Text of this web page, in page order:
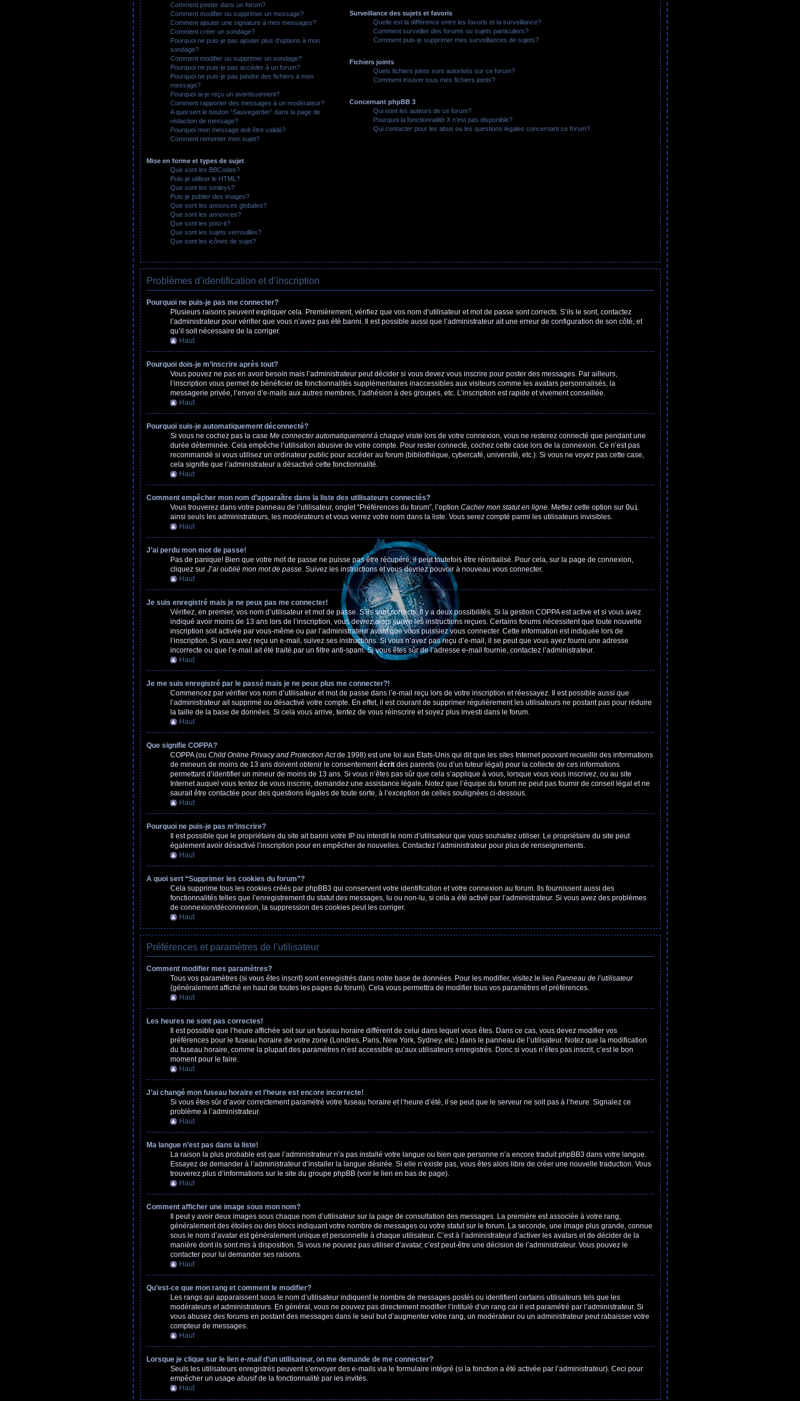
Comment poster dans un forum?
Comment modifier ou supprimer un message?
Comment ajouter une signature à mes messages?
Comment créer un sondage?
Pourquoi ne puis-je pas ajouter plus d’options à mon
sondage?
Comment modifier ou supprimer un sondage?
Pourquoi ne puis-je pas accéder à un forum?
Pourquoi ne puis-je pas joindre des fichiers à mon
message?
Pourquoi ai-je reçu un avertissement?
Comment rapporter des messages à un modérateur?
A quoi sert le bouton “Sauvegarder” dans la page de
rédaction de message?
Pourquoi mon message doit être validé?
Comment remonter mon sujet?
Mise en forme et types de sujet
Que sont les BBCodes?
Puis-je utiliser le HTML?
Que sont les smileys?
Puis-je publier des images?
Que sont les annonces globales?
Que sont les annonces?
Que sont les post-it?
Que sont les sujets verrouillés?
Que sont les icônes de sujet?
Surveillance des sujets et favoris
Quelle est la différence entre les favoris et la surveillance?
Comment surveiller des forums ou sujets particuliers?
Comment puis-je supprimer mes surveillances de sujets?
Fichiers joints
Quels fichiers joints sont autorisés sur ce forum?
Comment trouver tous mes fichiers joints?
Concernant phpBB 3
Qui sont les auteurs de ce forum?
Pourquoi la fonctionnalité X n’est pas disponible?
Qui contacter pour les abus ou les questions légales concernant ce forum?
Problèmes d’identification et d’inscription
Pourquoi ne puis-je pas me connecter?
Plusieurs raisons peuvent expliquer cela. Premièrement, vérifiez que vos nom d’utilisateur et mot de passe sont corrects. S’ils le sont, contactez
l’administrateur pour vérifier que vous n’avez pas été banni. Il est possible aussi que l’administrateur ait une erreur de configuration de son côté, et
qu’il soit nécessaire de la corriger.
Haut
Pourquoi dois-je m’inscrire après tout?
Vous pouvez ne pas en avoir besoin mais l’administrateur peut décider si vous devez vous inscrire pour poster des messages. Par ailleurs,
l’inscription vous permet de bénéficier de fonctionnalités supplémentaires inaccessibles aux visiteurs comme les avatars personnalisés, la
messagerie privée, l’envoi d’e-mails aux autres membres, l’adhésion à des groupes, etc. L’inscription est rapide et vivement conseillée.
Haut
Pourquoi suis-je automatiquement déconnecté?
Si vous ne cochez pas la case Me connecter automatiquement à chaque visitelors de votre connexion, vous ne resterez connecté que pendant une
durée déterminée. Cela empêche l’utilisation abusive de votre compte. Pour rester connecté, cochez cette case lors de la connexion. Ce n’est pas
recommandé si vous utilisez un ordinateur public pour accéder au forum (bibliothèque, cybercafé, université, etc.). Si vous ne voyez pas cette case,
cela signifie que l’administrateur a désactivé cette fonctionnalité.
Haut
Comment empêcher mon nom d’apparaître dans la liste des utilisateurs connectés?
Vous trouverez dans votre panneau de l’utilisateur, onglet “Préférences du forum”, l’option Cacher mon statut en ligne. Mettez cette option sur Oui
ainsi seuls les administrateurs, les modérateurs et vous verrez votre nom dans la liste. Vous serez compté parmi les utilisateurs invisibles.
Haut
J’ai perdu mon mot de passe!
Pas de panique! Bien que votre mot de passe ne puisse pas être récupéré, il peut toutefois être réinitialisé. Pour cela, sur la page de connexion,
cliquez sur J’ai oublié mon mot de passe. Suivez les instructions et vous devriez pouvoir à nouveau vous connecter.
Haut
Je suis enregistré mais je ne peux pas me connecter!
Vérifiez, en premier, vos nom d’utilisateur et mot de passe. S’ils sont corrects, il y a deux possibilités. Si la gestion COPPA est active et si vous avez
indiqué avoir moins de 13 ans lors de l’inscription, vous devrez alors suivre les instructions reçues. Certains forums nécessitent que toute nouvelle
inscription soit activée par vous-même ou par l’administrateur avant que vous puissiez vous connecter. Cette information est indiquée lors de
l’inscription. Si vous avez reçu un e-mail, suivez ses instructions. Si vous n’avez pas reçu d’e-mail, il se peut que vous ayez fourni une adresse
incorrecte ou que l’e-mail ait été traité par un filtre anti-spam. Si vous êtes sûr de l’adresse e-mail fournie, contactez l’administrateur.
Haut
Je me suis enregistré par le passé mais je ne peux plus me connecter?!
Commencez par vérifier vos nom d’utilisateur et mot de passe dans l’e-mail reçu lors de votre inscription et réessayez. Il est possible aussi que
l’administrateur ait supprimé ou désactivé votre compte. En effet, il est courant de supprimer régulièrement les utilisateurs ne postant pas pour réduire
la taille de la base de données. Si cela vous arrive, tentez de vous réinscrire et soyez plus investi dans le forum.
Haut
Que signifie COPPA?
COPPA (ou Child Online Privacy and Protection Actde 1998) est une loi aux Etats-Unis qui dit que les sites Internet pouvant recueillir des informations
de mineurs de moins de 13 ans doivent obtenir le consentementécritdes parents (ou d’un tuteur légal) pour la collecte de ces informations
permettant d’identifier un mineur de moins de 13 ans. Si vous n’êtes pas sûr que cela s’applique à vous, lorsque vous vous inscrivez, ou au site
Internet auquel vous tentez de vous inscrire, demandez une assistance légale. Notez que l’équipe du forum ne peut pas fournir de conseil légal et ne
saurait être contactée pour des questions légales de toute sorte, à l’exception de celles soulignées ci-dessous.
Haut
Pourquoi ne puis-je pas m’inscrire?
Il est possible que le propriétaire du site ait banni votre IP ou interdit le nom d’utilisateur que vous souhaitez utiliser. Le propriétaire du site peut
également avoir désactivé l’inscription pour en empêcher de nouvelles. Contactez l’administrateur pour plus de renseignements.
Haut
A quoi sert “Supprimer les cookies du forum”?
Cela supprime tous les cookies créés par phpBB3 qui conservent votre identification et votre connexion au forum. Ils fournissent aussi des
fonctionnalités telles que l’enregistrement du statut des messages, lu ou non-lu, si cela a été activé par l’administrateur. Si vous avez des problèmes
de connexion/déconnexion, la suppression des cookies peut les corriger.
Haut
Préférences et paramètres de l’utilisateur
Comment modifier mes paramètres?
Tous vos paramètres (si vous êtes inscrit) sont enregistrés dans notre base de données. Pour les modifier, visitez le lien Panneau de l’utilisateur
(généralement affiché en haut de toutes les pages du forum). Cela vous permettra de modifier tous vos paramètres et préférences.
Haut
Les heures ne sont pas correctes!
Il est possible que l’heure affichée soit sur un fuseau horaire différent de celui dans lequel vous êtes. Dans ce cas, vous devez modifier vos
préférences pour le fuseau horaire de votre zone (Londres, Paris, New York, Sydney, etc.) dans le panneau de l’utilisateur. Notez que la modification
du fuseau horaire, comme la plupart des paramètres n’est accessible qu’aux utilisateurs enregistrés. Donc si vous n’êtes pas inscrit, c’est le bon
moment pour le faire.
Haut
J’ai changé mon fuseau horaire et l’heure est encore incorrecte!
Si vous êtes sûr d’avoir correctement paramétré votre fuseau horaire et l’heure d’été, il se peut que le serveur ne soit pas à l’heure. Signalez ce
problème à l’administrateur.
Haut
Ma langue n’est pas dans la liste!
La raison la plus probable est que l’administrateur n’a pas installé votre langue ou bien que personne n’a encore traduit phpBB3 dans votre langue.
Essayez de demander à l’administrateur d’installer la langue désirée. Si elle n’existe pas, vous êtes alors libre de créer une nouvelle traduction. Vous
trouverez plus d’informations sur le site du groupe phpBB (voir le lien en bas de page).
Haut
Comment afficher une image sous mon nom?
Il peut y avoir deux images sous chaque nom d’utilisateur sur la page de consultation des messages. La première est associée à votre rang,
généralement des étoiles ou des blocs indiquant votre nombre de messages ou votre statut sur le forum. La seconde, une image plus grande, connue
sous le nom d’avatar est généralement unique et personnelle à chaque utilisateur. C’est à l’administrateur d’activer les avatars et de décider de la
manière dont ils sont mis à disposition. Si vous ne pouvez pas utiliser d’avatar, c’est peut-être une décision de l’administrateur. Vous pouvez le
contacter pour lui demander ses raisons.
Haut
Qu’est-ce que mon rang et comment le modifier?
Les rangs qui apparaissent sous le nom d’utilisateur indiquent le nombre de messages postés ou identifient certains utilisateurs tels que les
modérateurs et administrateurs. En général, vous ne pouvez pas directement modifier l’intitulé d’un rang car il est paramétré par l’administrateur. Si
vous abusez des forums en postant des messages dans le seul but d’augmenter votre rang, un modérateur ou un administrateur peut rabaisser votre
compteur de messages.
Haut
Lorsque je clique sur le lien e-maild’un utilisateur, on me demande de me connecter?
Seuls les utilisateurs enregistrés peuvent s’envoyer des e-mails via le formulaire intégré (si la fonction a été activée par l’administrateur). Ceci pour
empêcher un usage abusif de la fonctionnalité par les invités.
Haut